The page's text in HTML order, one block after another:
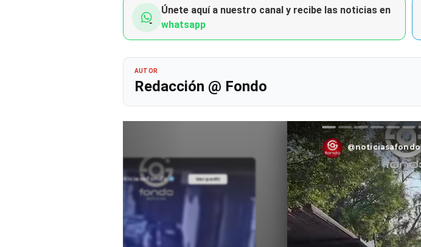
Únete aquí a nuestro canal y recibe las noticias en
whatsapp
AUTOR
Redacción @ Fondo
@noticiasafondo
Ver perfil
@noticiasafondo Ver perfil